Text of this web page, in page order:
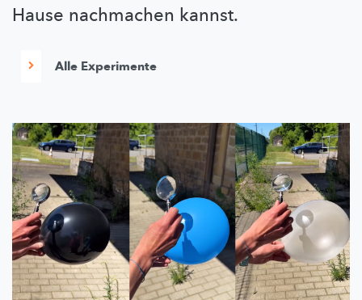
Hause nachmachen kannst.
Alle Experimente